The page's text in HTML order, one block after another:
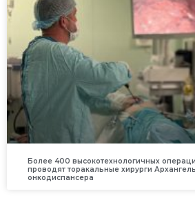
Более 400 высокотехнологичных
проводят торакальные хирурги
онкодиспансера